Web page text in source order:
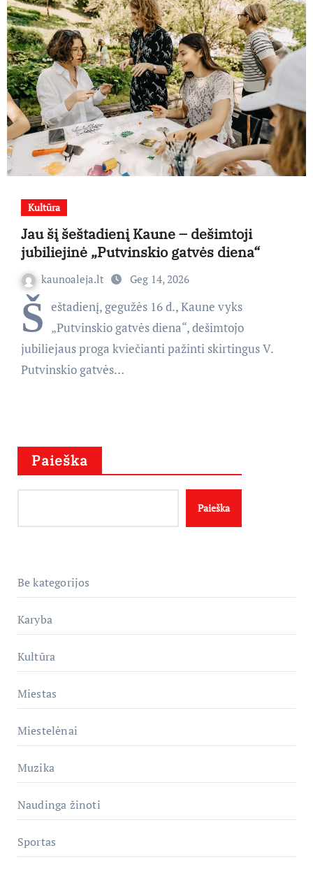
Kultūra
Jau šį šeštadienį Kaune – dešimtoji
jubiliejinė „Putvinskio gatvės diena“
kaunoaleja.lt Geg 14, 2026
Š eštadienį, gegužės 16 d., Kaune vyks
„Putvinskio gatvės diena“, dešimtojo
jubiliejaus proga kviečianti pažinti skirtingus V.
Putvinskio gatvės…
Paieška
Paieška
Be kategorijos
Karyba
Kultūra
Miestas
Miestelėnai
Muzika
Naudinga žinoti
Sportas